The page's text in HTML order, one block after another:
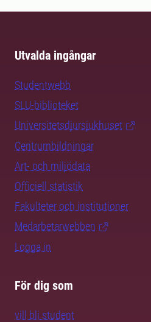
Utvalda ingångar
Studentwebb
SLU-biblioteket
Universitetsdjursjukhuset
Centrumbildningar
Art- och miljödata
Officiell statistik
Fakulteter och institutioner
Medarbetarwebben
Logga in
För dig som
vill bli student